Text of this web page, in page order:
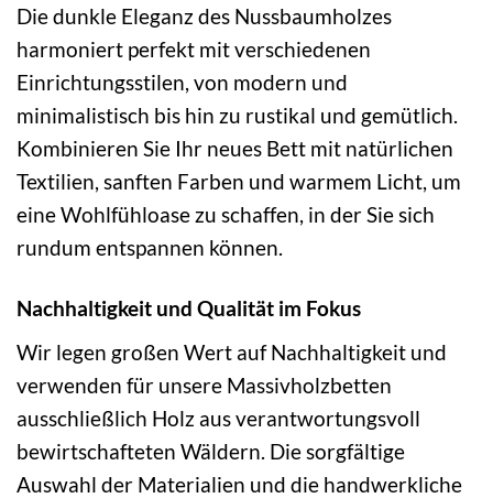
Die dunkle Eleganz des Nussbaumholzes
harmoniert perfekt mit verschiedenen
Einrichtungsstilen, von modern und
minimalistisch bis hin zu rustikal und gemütlich.
Kombinieren Sie Ihr neues Bett mit natürlichen
Textilien, sanften Farben und warmem Licht, um
eine Wohlfühloase zu schaffen, in der Sie sich
rundum entspannen können.
Nachhaltigkeit und Qualität im Fokus
Wir legen großen Wert auf Nachhaltigkeit und
verwenden für unsere Massivholzbetten
ausschließlich Holz aus verantwortungsvoll
bewirtschafteten Wäldern. Die sorgfältige
Auswahl der Materialien und die handwerkliche